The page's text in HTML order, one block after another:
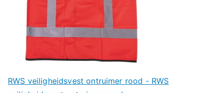
RWS veiligheidsvest ontruimer rood - RWS